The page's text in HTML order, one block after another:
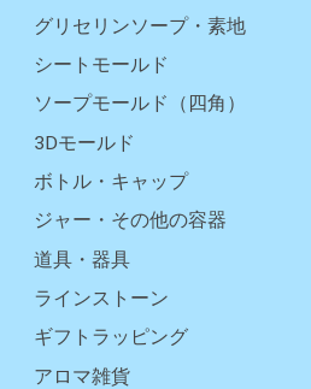
グリセリンソープ・素地
シートモールド
ソープモールド（四角）
3Dモールド
ボトル・キャップ
ジャー・その他の容器
道具・器具
ラインストーン
ギフトラッピング
アロマ雑貨